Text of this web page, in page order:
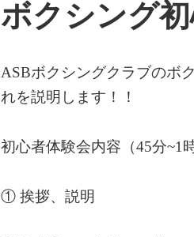
ボクシング
ASBボクシングクラブのボ
れを説明します！！
初心者体験会内容（45分~1
① 挨拶、説明